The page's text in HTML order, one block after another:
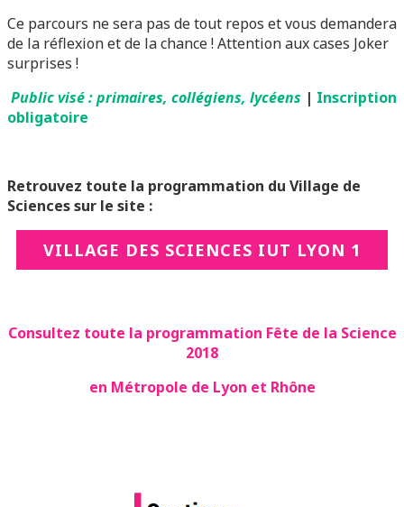
Ce parcours ne sera pas de tout repos et vous demandera
de la réflexion et de la chance ! Attention aux cases Joker
surprises !
Public visé :primaires, collégiens, lycéens | Inscription
obligatoire
Retrouvez toute la programmation du Village de
Sciences sur le site :
VILLAGE DES SCIENCES IUT LYON 1
Consultez toute la programmation Fête de la Science
2018
en Métropole de Lyon et Rhône